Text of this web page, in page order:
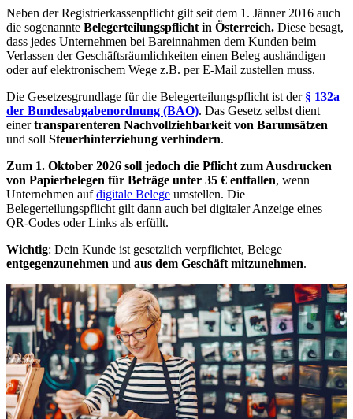
Neben der Registrierkassenpflicht gilt seit dem 1. Jänner 2016 auch
die sogenannte Belegerteilungspflicht in Österreich. Diese besagt,
dass jedes Unternehmen bei Bareinnahmen dem Kunden beim
Verlassen der Geschäftsräumlichkeiten einen Beleg aushändigen
oder auf elektronischem Wege z.B. per E-Mail zustellen muss.
Die Gesetzesgrundlage für die Belegerteilungspflicht ist der § 132a
der Bundesabgabenordnung (BAO). Das Gesetz selbst dient
einertransparenteren Nachvollziehbarkeit von Barumsätzen
und soll Steuerhinterziehung verhindern.
Zum 1. Oktober 2026 soll jedoch die Pflicht zum Ausdrucken
von Papierbelegen für Beträge unter 35 € entfallen, wenn
Unternehmen aufdigitale Belege umstellen. Die
Belegerteilungspflicht gilt dann auch bei digitaler Anzeige eines
QR-Codes oder Links als erfüllt.
Wichtig: Dein Kunde ist gesetzlich verpflichtet, Belege
entgegenzunehmen und aus dem Geschäft mitzunehmen.